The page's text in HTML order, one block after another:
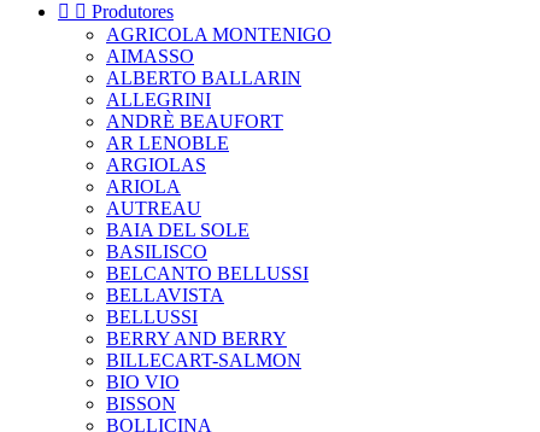
  Produtores
AGRICOLA MONTENIGO
AIMASSO
ALBERTO BALLARIN
ALLEGRINI
ANDRÈ BEAUFORT
AR LENOBLE
ARGIOLAS
ARIOLA
AUTREAU
BAIA DEL SOLE
BASILISCO
BELCANTO BELLUSSI
BELLAVISTA
BELLUSSI
BERRY AND BERRY
BILLECART-SALMON
BIO VIO
BISSON
BOLLICINA